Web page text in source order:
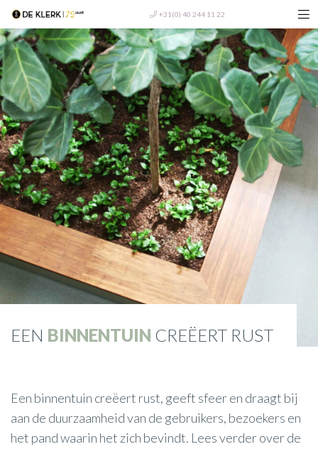
+31(0) 40 244 11 22
EEN BINNENTUIN CREËERT RUST
Een binnentuin creëert rust, geeft sfeer en draagt bij
aan de duurzaamheid van de gebruikers, bezoekers en
het pand waarin het zich bevindt. Lees verder over de